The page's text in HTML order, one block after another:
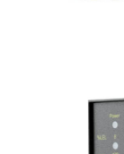
Centrale